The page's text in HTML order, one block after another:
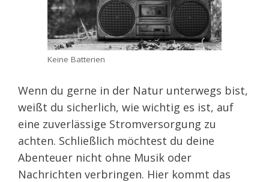
Keine Batterien
Wenn du gerne in der Natur unterwegs bist,
weißt du sicherlich, wie wichtig es ist, auf
eine zuverlässige Stromversorgung zu
achten. Schließlich möchtest du deine
Abenteuer nicht ohne Musik oder
Nachrichten verbringen. Hier kommt das